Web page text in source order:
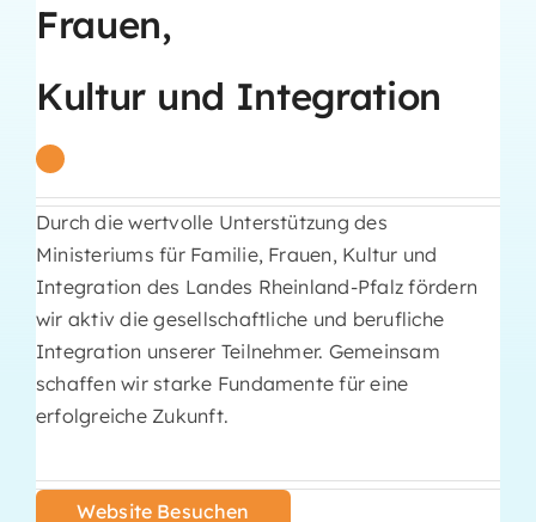
Frauen,
Kultur und Integration
Durch die wertvolle Unterstützung des
Ministeriums für Familie, Frauen, Kultur und
Integration des Landes Rheinland-Pfalz fördern
wir aktiv die gesellschaftliche und berufliche
Integration unserer Teilnehmer. Gemeinsam
schaffen wir starke Fundamente für eine
erfolgreiche Zukunft.
Website Besuchen